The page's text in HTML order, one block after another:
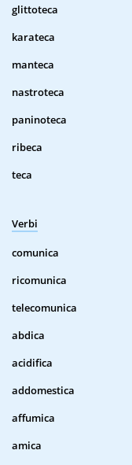
glittoteca
karateca
manteca
nastroteca
paninoteca
ribeca
teca
Verbi
comunica
ricomunica
telecomunica
abdica
acidifica
addomestica
affumica
amica